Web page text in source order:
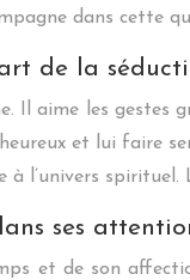
dans cette
de la
Il aime les gestes
et lui faire
à l’univers
ses
et de son